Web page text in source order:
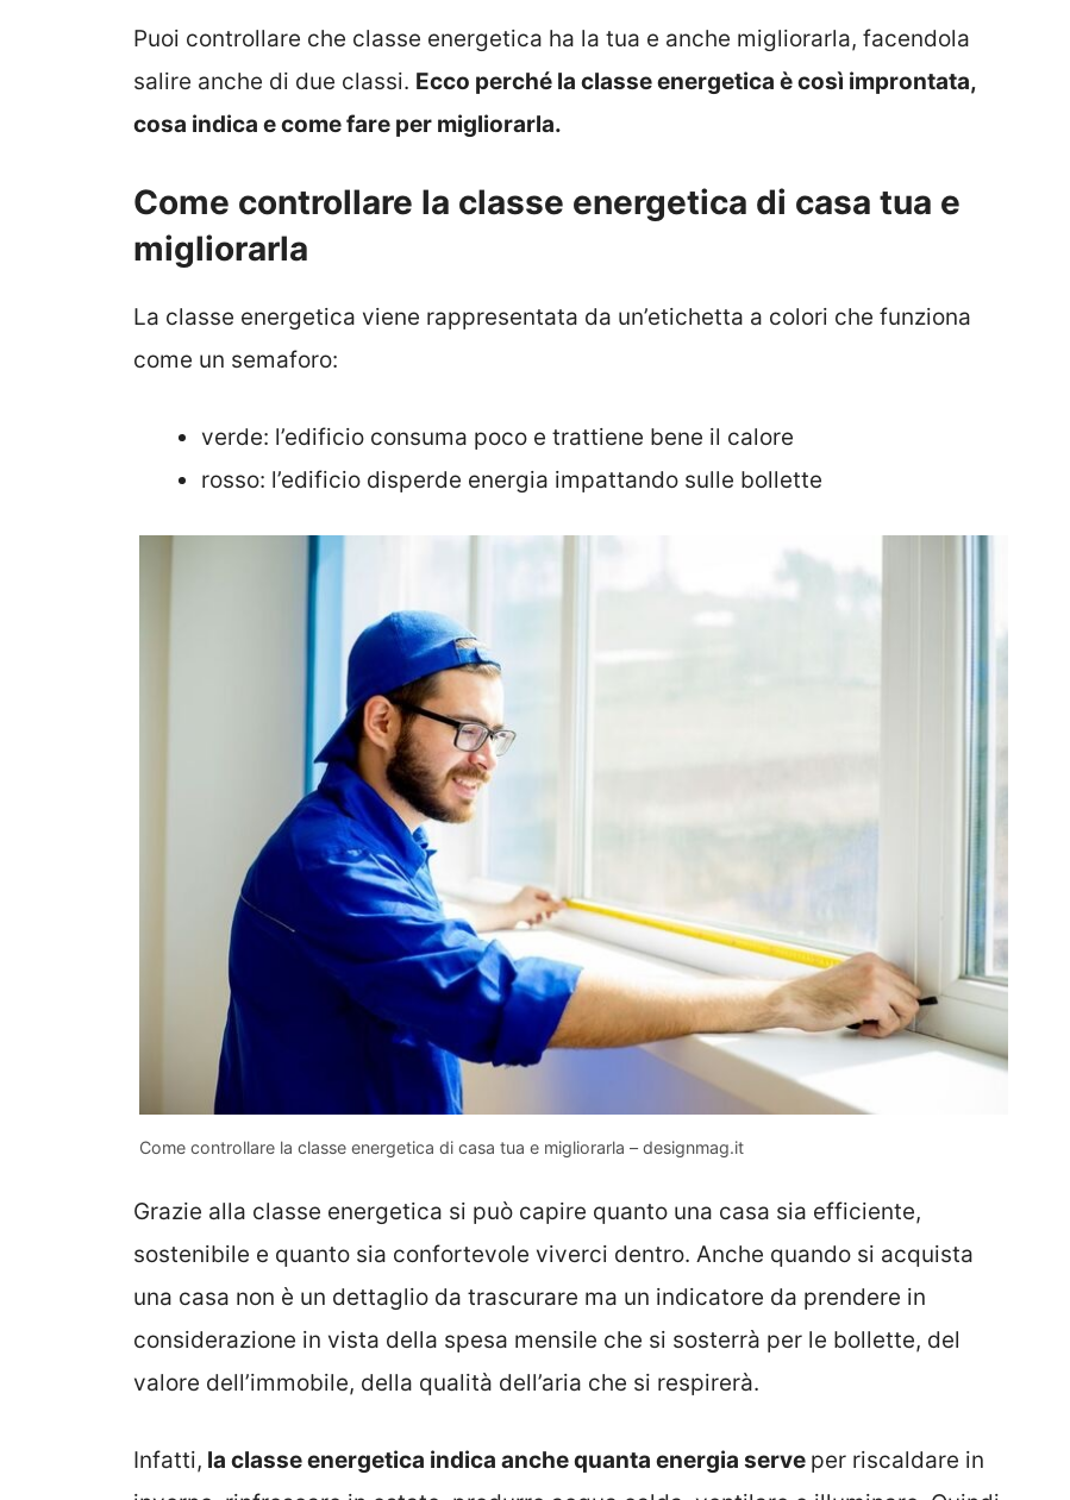
Puoi controllare che classe energetica ha la tua e anche migliorarla, facendola
salire anche di due classi. Ecco perché la classe energetica è così improntata,
cosa indica e come fare per migliorarla.
Come controllare la classe energetica di casa tua e
migliorarla
La classe energetica viene rappresentata da un’etichetta a colori che funziona
come un semaforo:
verde: l’edificio consuma poco e trattiene bene il calore
rosso: l’edificio disperde energia impattando sulle bollette
Come controllare la classe energetica di casa tua e migliorarla – designmag.it
Grazie alla classe energetica si può capire quanto una casa sia efficiente,
sostenibile e quanto sia confortevole viverci dentro. Anche quando si acquista
una casa non è un dettaglio da trascurare ma un indicatore da prendere in
considerazione in vista della spesa mensile che si sosterrà per le bollette, del
valore dell’immobile, della qualità dell’aria che si respirerà.
Infatti, la classe energetica indica anche quanta energia serve per riscaldare in